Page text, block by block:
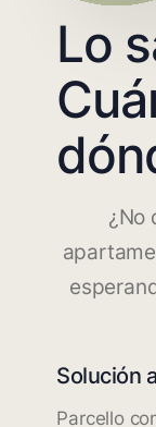
Lo
¿No
Solución
Parcello